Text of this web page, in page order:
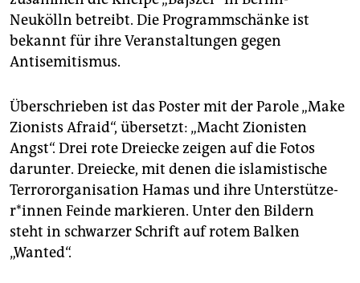
Neukölln betreibt. Die Programmschänke ist
bekannt für ihre Veranstaltungen gegen
Antisemitismus.
Überschrieben ist das Poster mit der Parole „Make
Zionists Afraid“, übersetzt: „Macht Zionisten
Angst“. Drei rote Dreiecke zeigen auf die Fotos
darunter. Dreiecke, mit denen die islamistische
Terrororganisation Hamas und ihre Un­ter­stüt­ze­
r*in­nen Feinde markieren. Unter den Bildern
steht in schwarzer Schrift auf rotem Balken
„Wanted“.